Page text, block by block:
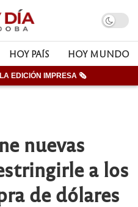
HOY PAÍS HOY MUNDO
EDICIÓN IMPRESA 🗞
nuevas
a los
de dólares